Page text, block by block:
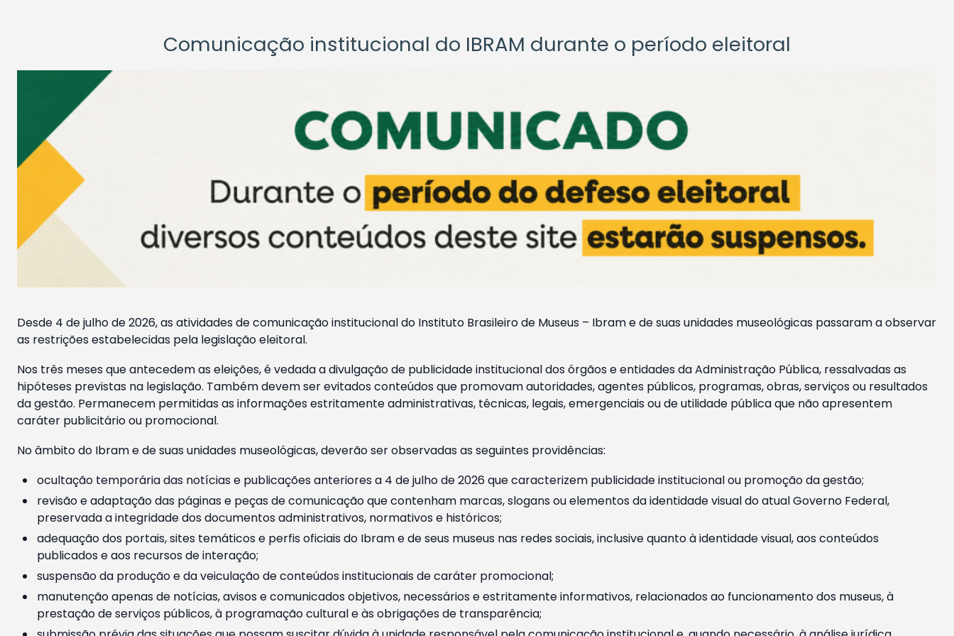
Comunicação institucional do IBRAM durante o período eleitoral
Desde 4 de julho de 2026, as atividades de comunicação institucional do Instituto Brasileiro de Museus – Ibram e de suas unidades museológicas passaram a observar
as restrições estabelecidas pela legislação eleitoral.
Nos três meses que antecedem as eleições, é vedada a divulgação de publicidade institucional dos órgãos e entidades da Administração Pública, ressalvadas as
hipóteses previstas na legislação. Também devem ser evitados conteúdos que promovam autoridades, agentes públicos, programas, obras, serviços ou resultados
da gestão. Permanecem permitidas as informações estritamente administrativas, técnicas, legais, emergenciais ou de utilidade pública que não apresentem
caráter publicitário ou promocional.
No âmbito do Ibram e de suas unidades museológicas, deverão ser observadas as seguintes providências:
ocultação temporária das notícias e publicações anteriores a 4 de julho de 2026 que caracterizem publicidade institucional ou promoção da gestão;
revisão e adaptação das páginas e peças de comunicação que contenham marcas, slogans ou elementos da identidade visual do atual Governo Federal,
preservada a integridade dos documentos administrativos, normativos e históricos;
adequação dos portais, sites temáticos e perfis oficiais do Ibram e de seus museus nas redes sociais, inclusive quanto à identidade visual, aos conteúdos
publicados e aos recursos de interação;
suspensão da produção e da veiculação de conteúdos institucionais de caráter promocional;
manutenção apenas de notícias, avisos e comunicados objetivos, necessários e estritamente informativos, relacionados ao funcionamento dos museus, à
prestação de serviços públicos, à programação cultural e às obrigações de transparência;